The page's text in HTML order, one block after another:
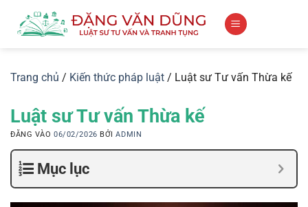
Trang chủ / Kiến thức pháp luật / Luật sư Tư vấn Thừa kế
Luật sư Tư vấn Thừa kế
ĐĂNG VÀO06/02/2026 BỞIADMIN
Mục lục